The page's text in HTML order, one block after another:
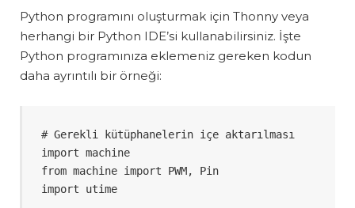
Python programını oluşturmak için Thonny veya
herhangi bir Python IDE’si kullanabilirsiniz. İşte
Python programınıza eklemeniz gereken kodun
daha ayrıntılı bir örneği:
# Gerekli kütüphanelerin içe aktarılması
import machine
from machine import PWM, Pin
import utime